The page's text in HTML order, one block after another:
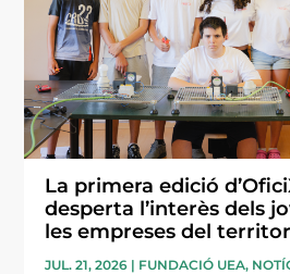
La primera edició
desperta l’interès dels
les empreses del
JUL. 21, 2026 | FUNDACIÓ UEA,